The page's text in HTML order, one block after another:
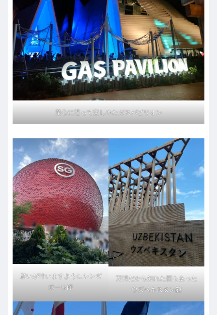
童心に返って楽しめたガスパピリオン
願いが叶いますようにシンガ
ポール館
万博だから知れた国もあった
ウズベキスタン館